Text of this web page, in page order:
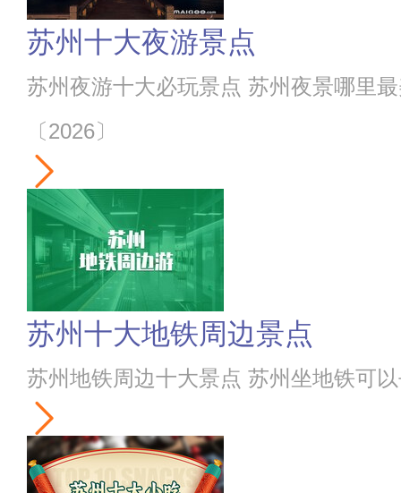
苏州十大夜游景点
苏州夜游十大必玩景点 苏州夜景哪里
〔2026〕
苏州十大地铁周边景点
苏州地铁周边十大景点 苏州坐地铁可